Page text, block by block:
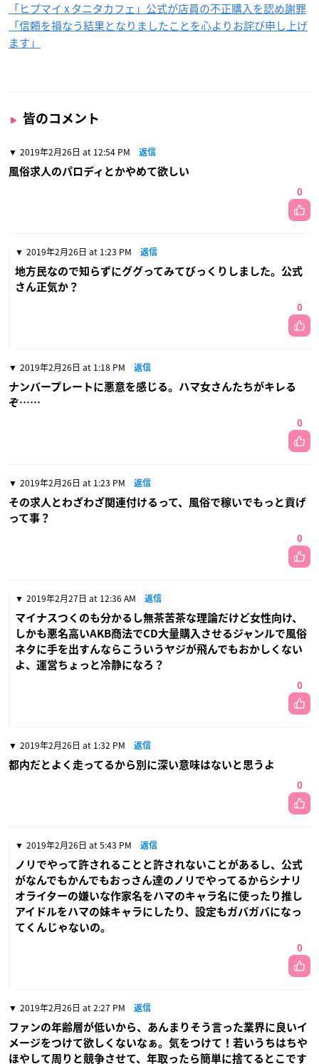
「ヒプマイ x タニタカフェ」公式が店員の不正購入を認め謝罪
「信頼を損なう結果となりましたことを心よりお詫び申し上げ
ます」
皆のコメント
2019年2月26日 at 12:54 PM 返信
風俗求人のパロディとかやめて欲しい
0
2019年2月26日 at 1:23 PM 返信
地方民なので知らずにググってみてびっくりしました。公式
さん正気か？
0
2019年2月26日 at 1:18 PM 返信
ナンバープレートに悪意を感じる。ハマ女さんたちがキレる
ぞ……
0
2019年2月26日 at 1:23 PM 返信
その求人とわざわざ関連付けるって、風俗で稼いでもっと貢げ
って事？
0
2019年2月27日 at 12:36 AM 返信
マイナスつくのも分かるし無茶苦茶な理論だけど女性向け、
しかも悪名高いAKB商法でCD大量購入させるジャンルで風俗
ネタに手を出すんならこういうヤジが飛んでもおかしくない
よ、運営ちょっと冷静になろ？
0
2019年2月26日 at 1:32 PM 返信
都内だとよく走ってるから別に深い意味はないと思うよ
0
2019年2月26日 at 5:43 PM 返信
ノリでやって許されることと許されないことがあるし、公式
がなんでもかんでもおっさん達のノリでやってるからシナリ
オライターの嫌いな作家名をハマのキャラ名に使ったり推し
アイドルをハマの妹キャラにしたり、設定もガバガバになっ
てくんじゃないの。
0
2019年2月26日 at 2:27 PM 返信
ファンの年齢層が低いから、あんまりそう言った業界に良いイ
メージをつけて欲しくないなぁ。気をつけて！若いうちはちや
ほやして周りと競争させて、年取ったら簡単に捨てるとこです